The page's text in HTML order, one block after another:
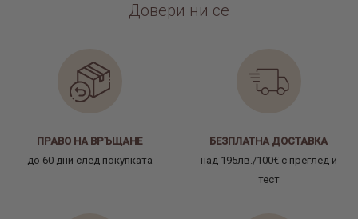
Довери ни се
ПРАВО НА ВРЪЩАНЕ
до 60 дни след покупката
БЕЗПЛАТНА ДОСТАВКА
над 195лв./100€ с преглед и
тест